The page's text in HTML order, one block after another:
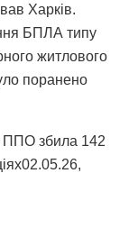
Харків.
БПЛА типу
житлового
поранено
ППО збила 142